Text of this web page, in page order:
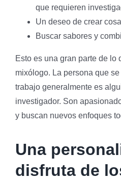
que requieren
Un deseo de crear
Buscar sabores y
Esto es una gran parte de lo
mixólogo. La persona que
trabajo generalmente es
investigador. Son
y buscan nuevos enfoques
Una
disfruta de